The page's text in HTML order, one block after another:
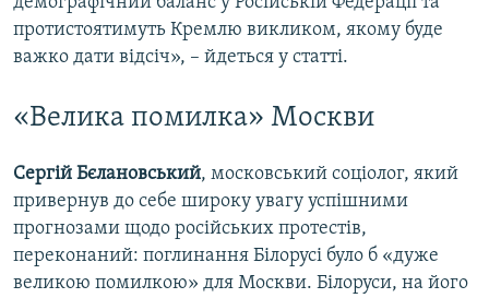
протистоятимуть Кремлю викликом, якому буде
важко дати відсіч», – йдеться у статті.
«Велика помилка» Москви
Сергій Бєлановський, московський соціолог, який
привернув до себе широку увагу успішними
прогнозами щодо російських протестів,
переконаний: поглинання Білорусі було б «дуже
великою помилкою» для Москви. Білоруси, на його